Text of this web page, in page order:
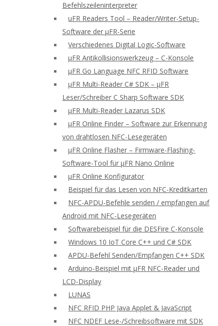
Befehlszeileninterpreter
uFR Readers Tool – Reader/Writer-Setup-
Software der μFR-Serie
Verschiedenes Digital Logic-Software
μFR Antikollisionswerkzeug – C-Konsole
μFR Go Language NFC RFID Software
μFR Multi-Reader C# SDK – μFR
Leser/Schreiber C Sharp Software SDK
μFR Multi-Reader Lazarus SDK
μFR Online Finder – Software zur Erkennung
von drahtlosen NFC-Lesegeräten
μFR Online Flasher – Firmware-Flashing-
Software-Tool für μFR Nano Online
μFR Online Konfigurator
Beispiel für das Lesen von NFC-Kreditkarten
NFC-APDU-Befehle senden / empfangen auf
Android mit NFC-Lesegeräten
Softwarebeispiel für die DESFire C-Konsole
Windows 10 IoT Core C++ und C# SDK
APDU-Befehl Senden/Empfangen C++ SDK
Arduino-Beispiel mit μFR NFC-Reader und
LCD-Display
LUNAS
NFC RFID PHP Java Applet & JavaScript
NFC NDEF Lese-/Schreibsoftware mit SDK